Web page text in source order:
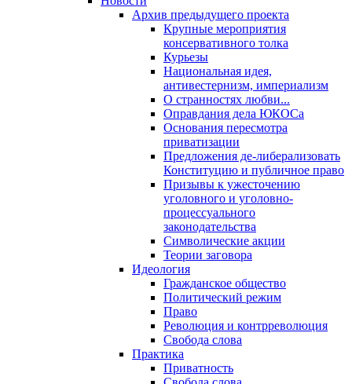
Архив предыдущего проекта
Крупные мероприятия
консервативного толка
Курьезы
Национальная идея,
антивестернизм, империализм
О странностях любви...
Оправдания дела ЮКОСа
Основания пересмотра
приватизации
Предложения де-либерализовать
Конституцию и публичное право
Призывы к ужесточению
уголовного и уголовно-
процессуального
законодательства
Символические акции
Теории заговора
Идеология
Гражданское общество
Политический режим
Право
Революция и контрреволюция
Свобода слова
Практика
Приватность